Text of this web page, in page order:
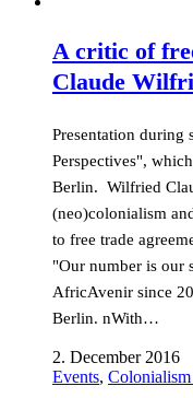
A critic of
Claude
Presentation during
Perspectives",
Berlin. Wilfried
(neo)colonialism
to free trade
"Our number is our
AfricAvenir since
Berlin. nWith…
2. December 2016
Events,